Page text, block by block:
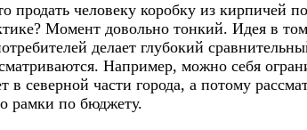
продать человеку коробку из кирпичей
Момент довольно тонкий. Идея в
делает глубокий
Например, можно себя
северной части города, а потому
рамки по бюджету.